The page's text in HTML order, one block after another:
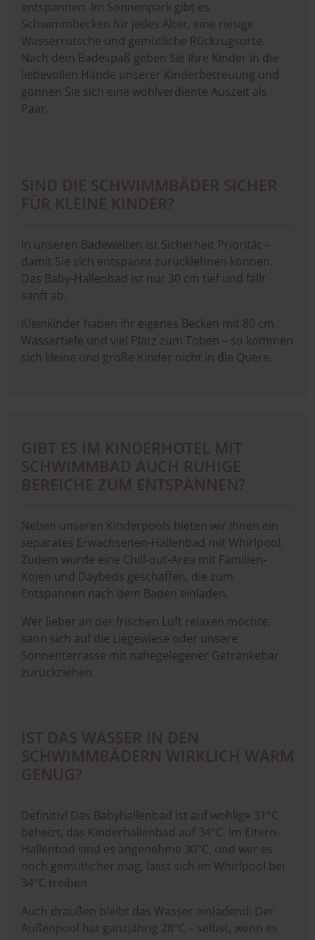
entspannen. Im Sonnenpark gibt es
Schwimmbecken für jedes Alter, eine riesige
Wasserrutsche und gemütliche Rückzugsorte.
Nach dem Badespaß geben Sie Ihre Kinder in die
liebevollen Hände unserer Kinderbetreuung und
gönnen Sie sich eine wohlverdiente Auszeit als
Paar.
SIND DIE SCHWIMMBÄDER SICHER
FÜR KLEINE KINDER?
In unseren Badewelten ist Sicherheit Priorität –
damit Sie sich entspannt zurücklehnen können.
Das Baby-Hallenbad ist nur 30 cm tief und fällt
sanft ab.
Kleinkinder haben ihr eigenes Becken mit 80 cm
Wassertiefe und viel Platz zum Toben – so kommen
sich kleine und große Kinder nicht in die Quere.
GIBT ES IM KINDERHOTEL MIT
SCHWIMMBAD AUCH RUHIGE
BEREICHE ZUM ENTSPANNEN?
Neben unseren Kinderpools bieten wir Ihnen ein
separates Erwachsenen-Hallenbad mit Whirlpool.
Zudem wurde eine Chill-out-Area mit Familien-
Kojen und Daybeds geschaffen, die zum
Entspannen nach dem Baden einladen.
Wer lieber an der frischen Luft relaxen möchte,
kann sich auf die Liegewiese oder unsere
Sonnenterrasse mit nahegelegener Getränkebar
zurückziehen.
IST DAS WASSER IN DEN
SCHWIMMBÄDERN WIRKLICH WARM
GENUG?
Definitiv! Das Babyhallenbad ist auf wohlige 31°C
beheizt, das Kinderhallenbad auf 34°C. Im Eltern-
Hallenbad sind es angenehme 30°C, und wer es
noch gemütlicher mag, lässt sich im Whirlpool bei
34°C treiben.
Auch draußen bleibt das Wasser einladend: Der
Außenpool hat ganzjährig 28°C – selbst, wenn es